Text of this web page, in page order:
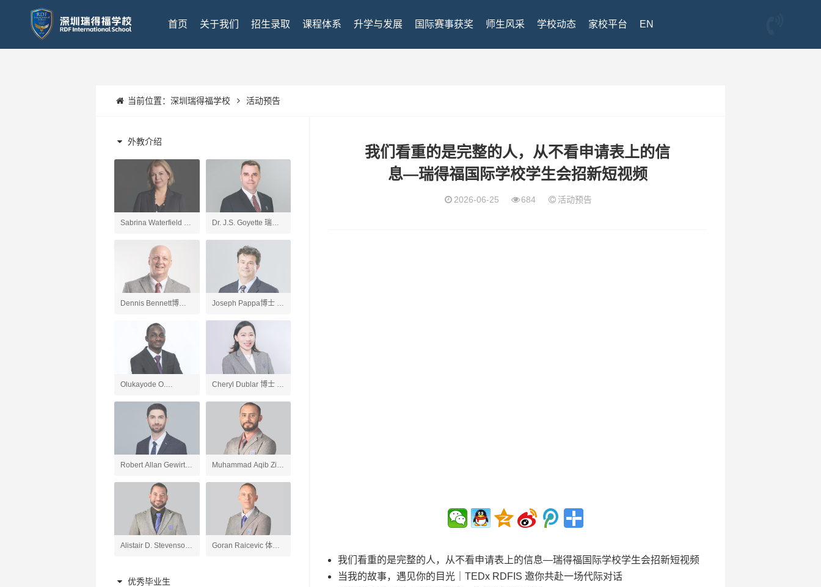
首页 关于我们 招生录取 课程体系 升学与发展 国际赛事获奖 师生风采 学校动态 家校平台 EN
当前位置： 深圳瑞得福学校 活动预告
外教介绍
Sabrina Waterfield 深
圳瑞得福学校 校长
Dr. J.S. Goyette 瑞得
福UK项目校长
Dennis Bennett博士
英国文学、英语老师
Joseph Pappa博士 美
国文学、AP英语语言
和写作老师
Olukayode O.
Ogundipe博士 化学、
AP化学、AP环境科学
Cheryl Dublar 博士 社
会研究老师
Robert Allan Gewirtz
英语、应用英语老师
Muhammad Aqib Zia
人工智能导论与
ChatGPT应用、游戏
开发、AP计算机科学
原理老师
Alistair D. Stevenson Goran Raicevic 体育
优秀毕业生
我们看重的是完整的人，从不看申请表上的信
息—瑞得福国际学校学生会招新短视频
2026-06-25 684 活动预告
我们看重的是完整的人，从不看申请表上的信息—瑞得福国际学校学生会招新短视频
当我的故事，遇见你的目光｜TEDx RDFIS 邀你共赴一场代际对话